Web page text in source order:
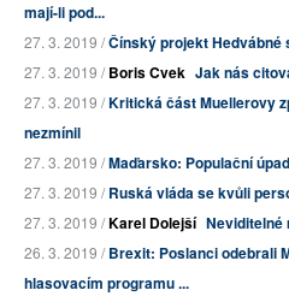
mají-li pod...
27. 3. 2019 /Čínský projekt
27. 3. 2019 /Boris Cvek Jak nás
27. 3. 2019 /Kritická část Muellerovy
nezmínil
27. 3. 2019 /Maďarsko: Populační
27. 3. 2019 /Ruská vláda se kvůli
27. 3. 2019 /Karel Dolejší Neviditelné
26. 3. 2019 /Brexit: Poslanci odebrali
hlasovacím programu ...